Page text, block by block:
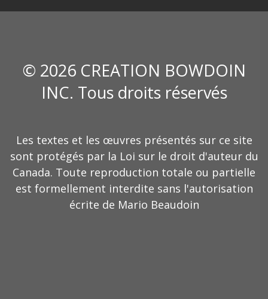
© 2026 CREATION BOWDOIN
INC. Tous droits réservés
Les textes et les œuvres présentés sur ce site
sont protégés par la Loi sur le droit d'auteur du
Canada. Toute reproduction totale ou partielle
est formellement interdite sans l'autorisation
écrite de Mario Beaudoin